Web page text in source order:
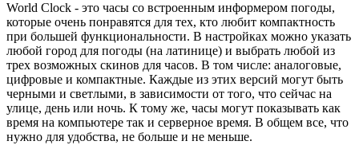
World Clock - это часы со встроенным информером погоды,
которые очень понравятся для тех, кто любит компактность
при большей функциональности. В настройках можно указать
любой город для погоды (на латинице) и выбрать любой из
трех возможных скинов для часов. В том числе: аналоговые,
цифровые и компактные. Каждые из этих версий могут быть
черными и светлыми, в зависимости от того, что сейчас на
улице, день или ночь. К тому же, часы могут показывать как
время на компьютере так и серверное время. В общем все, что
нужно для удобства, не больше и не меньше.